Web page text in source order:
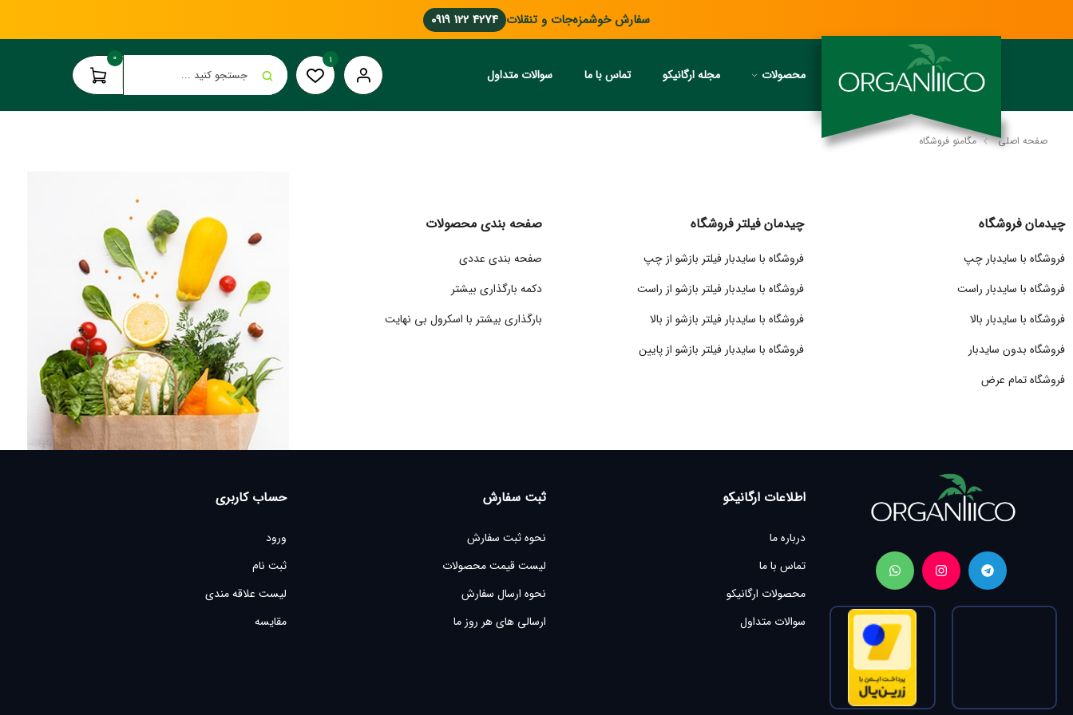
سفارش خوشمزه‌جات و تنقلات 0919 122 4274
محصولات مجله ارگانیکو تماس با ما سوالات متداول
1
جستجو کنید ...
0
صفحه اصلی مگامنو فروشگاه
چیدمان فروشگاه
فروشگاه با سایدبار چپ
فروشگاه با سایدبار راست
فروشگاه با سایدبار بالا
فروشگاه بدون سایدبار
فروشگاه تمام عرض
چیدمان فیلتر فروشگاه
فروشگاه با سایدبار فیلتر بازشو از چپ
فروشگاه با سایدبار فیلتر بازشو از راست
فروشگاه با سایدبار فیلتر بازشو از بالا
فروشگاه با سایدبار فیلتر بازشو از پایین
صفحه بندی محصولات
صفحه بندی عددی
دکمه بارگذاری بیشتر
بارگذاری بیشتر با اسکرول بی نهایت
اطلاعات ارگانیکو
درباره ما
تماس با ما
محصولات ارگانیکو
سوالات متداول
ثبت سفارش
نحوه ثبت سفارش
لیست قیمت محصولات
نحوه ارسال سفارش
ارسالی های هر روز ما
حساب کاربری
ورود
ثبت نام
لیست علاقه مندی
مقایسه